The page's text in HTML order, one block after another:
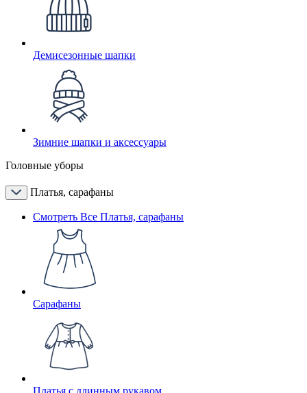
Демисезонные шапки
Зимние шапки и аксессуары
Головные уборы
Платья, сарафаны
Смотреть Все Платья, сарафаны
Сарафаны
Платья с длинным рукавом